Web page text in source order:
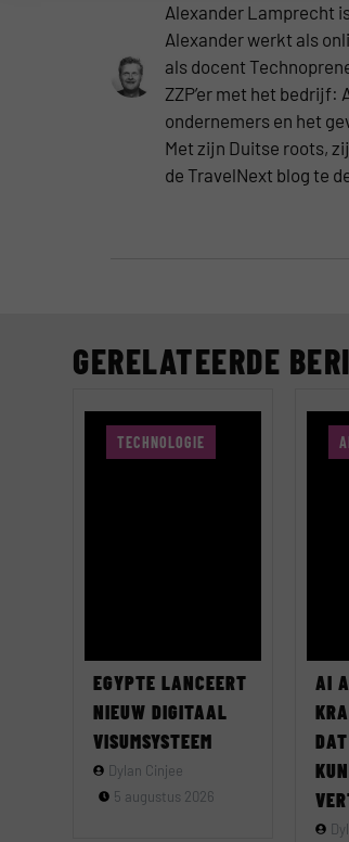
Alexander Lamprecht
Alexander werkt als
als docent
ZZP’er met het
ondernemers en het
Met zijn Duitse roots,
de TravelNext blog te
GERELATEERDE
TECHNOLOGIE
EGYPTE LANCEERT
NIEUW DIGITAAL
VISUMSYSTEEM
Dylan Cinjee
5 augustus 2026
AI